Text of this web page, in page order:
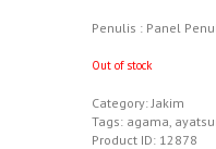
Penulis : Panel
Out of stock
Category: Jakim
Tags: agama
Product ID: 12878